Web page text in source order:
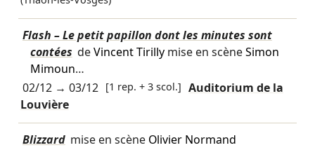
Flash – Le petit papillon dont les minutes sont
contées deVincent Tirillymise en scèneSimon
Mimoun…
02/12→ 03/12 [1 rep. + 3 scol.] Auditorium de la
Louvière
Blizzard mise en scène Olivier Normand